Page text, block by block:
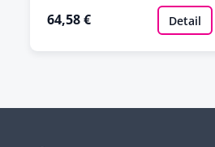
64,58 € Detail